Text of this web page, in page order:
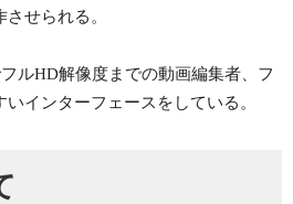
せられる。
ルHD解像度までの動画編集者、フ
インターフェースをしている。